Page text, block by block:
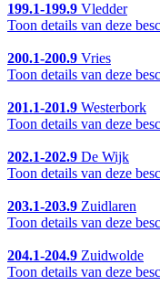
199.1-199.9 Vledder
Toon details van deze
200.1-200.9 Vries
Toon details van deze
201.1-201.9 Westerbork
Toon details van deze
202.1-202.9 De Wijk
Toon details van deze
203.1-203.9 Zuidlaren
Toon details van deze
204.1-204.9 Zuidwolde
Toon details van deze